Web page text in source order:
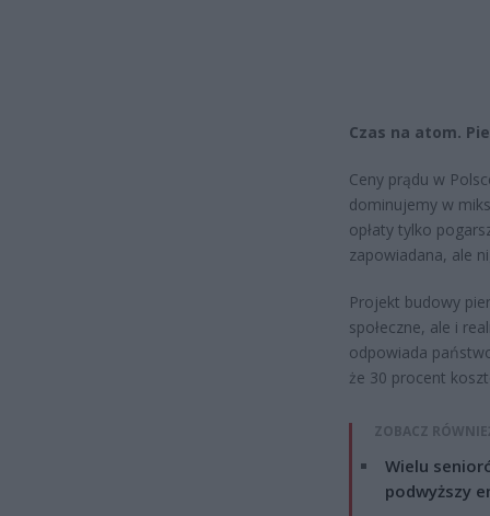
Czas na atom.
Ceny prądu w
dominujemy w
opłaty tylko
zapowiadana, ale
Projekt budowy
społeczne, ale i
odpowiada
że 30 procent
ZOBACZ
Wielu
podwyższy